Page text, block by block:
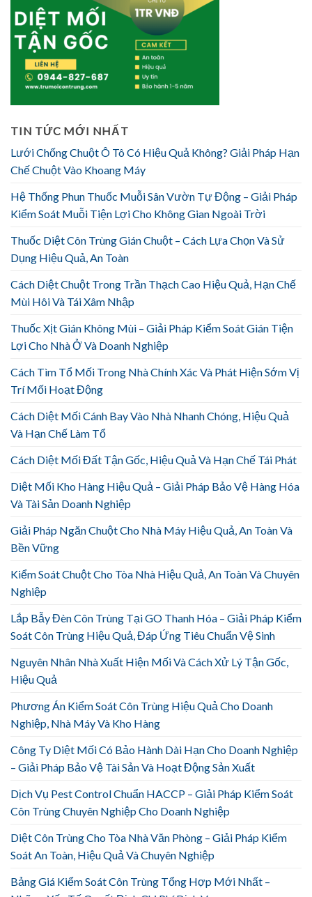
TIN TỨC MỚI NHẤT
Lưới Chống Chuột Ô Tô Có Hiệu Quả Không? Giải Pháp Hạn
Chế Chuột Vào Khoang Máy
Hệ Thống Phun Thuốc Muỗi Sân Vườn Tự Động – Giải Pháp
Kiểm Soát Muỗi Tiện Lợi Cho Không Gian Ngoài Trời
Thuốc Diệt Côn Trùng Gián Chuột – Cách Lựa Chọn Và Sử
Dụng Hiệu Quả, An Toàn
Cách Diệt Chuột Trong Trần Thạch Cao Hiệu Quả, Hạn Chế
Mùi Hôi Và Tái Xâm Nhập
Thuốc Xịt Gián Không Mùi – Giải Pháp Kiểm Soát Gián Tiện
Lợi Cho Nhà Ở Và Doanh Nghiệp
Cách Tìm Tổ Mối Trong Nhà Chính Xác Và Phát Hiện Sớm Vị
Trí Mối Hoạt Động
Cách Diệt Mối Cánh Bay Vào Nhà Nhanh Chóng, Hiệu Quả
Và Hạn Chế Làm Tổ
Cách Diệt Mối Đất Tận Gốc, Hiệu Quả Và Hạn Chế Tái Phát
Diệt Mối Kho Hàng Hiệu Quả – Giải Pháp Bảo Vệ Hàng Hóa
Và Tài Sản Doanh Nghiệp
Giải Pháp Ngăn Chuột Cho Nhà Máy Hiệu Quả, An Toàn Và
Bền Vững
Kiểm Soát Chuột Cho Tòa Nhà Hiệu Quả, An Toàn Và Chuyên
Nghiệp
Lắp Bẫy Đèn Côn Trùng Tại GO Thanh Hóa – Giải Pháp Kiểm
Soát Côn Trùng Hiệu Quả, Đáp Ứng Tiêu Chuẩn Vệ Sinh
Nguyên Nhân Nhà Xuất Hiện Mối Và Cách Xử Lý Tận Gốc,
Hiệu Quả
Phương Án Kiểm Soát Côn Trùng Hiệu Quả Cho Doanh
Nghiệp, Nhà Máy Và Kho Hàng
Công Ty Diệt Mối Có Bảo Hành Dài Hạn Cho Doanh Nghiệp
– Giải Pháp Bảo Vệ Tài Sản Và Hoạt Động Sản Xuất
Dịch Vụ Pest Control Chuẩn HACCP – Giải Pháp Kiểm Soát
Côn Trùng Chuyên Nghiệp Cho Doanh Nghiệp
Diệt Côn Trùng Cho Tòa Nhà Văn Phòng – Giải Pháp Kiểm
Soát An Toàn, Hiệu Quả Và Chuyên Nghiệp
Bảng Giá Kiểm Soát Côn Trùng Tổng Hợp Mới Nhất –